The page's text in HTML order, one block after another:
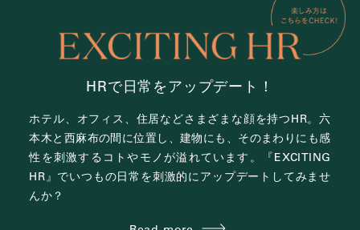
HRで日常をアップデート！
ホテル、オフィス、住居などさまざまな顔を持つHR。六
本木と西麻布の間に位置し、 建物にも、そのまわりにも感
性を刺激する コトやモノが溢れています。
『EXCITING
HR』でいつもの日常を刺激的にアップデートしてみませ
んか？